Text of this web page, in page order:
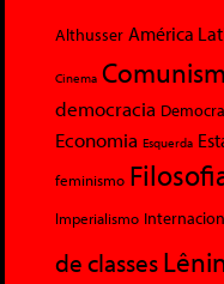
Althusser América
Cinema
democracia
Economia Esquerda
feminismo
Imperialismo
de classes